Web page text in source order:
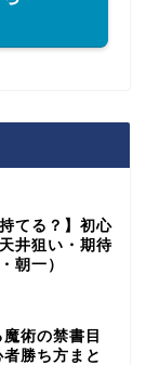
てる？】初心
井狙い・期待
朝一）
魔術の禁書目
勝ち方まと